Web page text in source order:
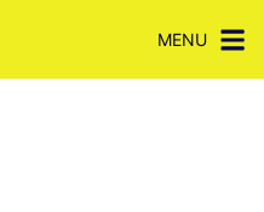
MENU